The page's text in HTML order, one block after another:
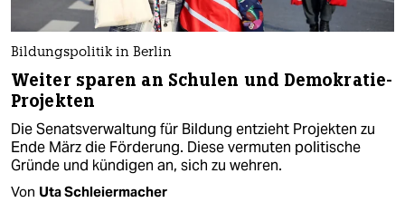
Bildungspolitik in Berlin
Weiter sparen an Schulen und Demokratie-
Projekten
Die Senatsverwaltung für Bildung entzieht Projekten zu
Ende März die Förderung. Diese vermuten politische
Gründe und kündigen an, sich zu wehren.
Von Uta Schleiermacher